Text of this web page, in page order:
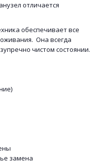
отличается
обеспечивает все
Она всегда
чистом состоянии.
замена